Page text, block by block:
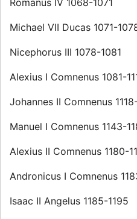
Romanus IV 1068-1071
Michael VII Ducas 1071-
Nicephorus III 1078-1081
Alexius I Comnenus 1081-
Johannes II Comnenus
Manuel I Comnenus 1143-
Alexius II Comnenus 1180-
Andronicus I Comnenus
Isaac II Angelus 1185-1195